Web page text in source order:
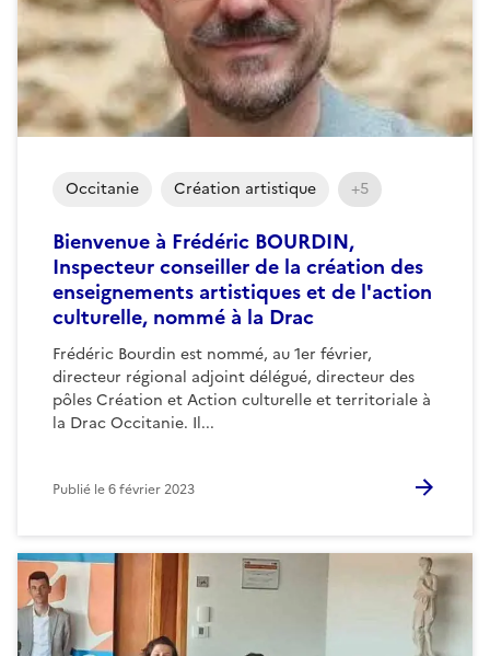
Bienvenue à Frédéric BOURDIN,
Inspecteur conseiller de la création des
enseignements artistiques et de l'action
culturelle, nommé à la Drac
Frédéric Bourdin est nommé, au 1er février,
directeur régional adjoint délégué, directeur des
pôles Création et Action culturelle et territoriale à
la Drac Occitanie. Il...
Occitanie Création artistique +5
Publié le6 février 2023